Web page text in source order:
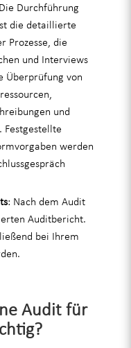
Durchführung
die detaillierte
Prozesse, die
und Interviews
Überprüfung von
und
Festgestellte
werden
: Nach dem Audit
Auditbericht.
bei Ihrem
Audit für